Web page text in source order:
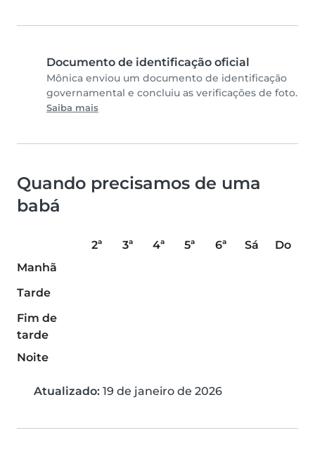
Documento de identificação oficial
Mônica enviou um documento de identificação
governamental e concluiu as verificações de foto.
Saiba mais
Quando precisamos de uma
babá
2ª 3ª 4ª 5ª 6ª Sá
Do
Manhã
Tarde
Fim de
tarde
Noite
Atualizado: 19 de janeiro de 2026